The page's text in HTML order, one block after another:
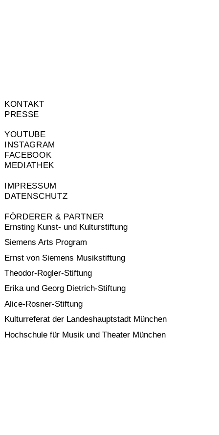
KONTAKT
PRESSE
YOUTUBE
INSTAGRAM
FACEBOOK
MEDIATHEK
IMPRESSUM
DATENSCHUTZ
FÖRDERER & PARTNER
Ernsting Kunst- und Kulturstiftung
Siemens Arts Program
Ernst von Siemens Musikstiftung
Theodor-Rogler-Stiftung
Erika und Georg Dietrich-Stiftung
Alice-Rosner-Stiftung
Kulturreferat der Landeshauptstadt München
Hochschule für Musik und Theater München